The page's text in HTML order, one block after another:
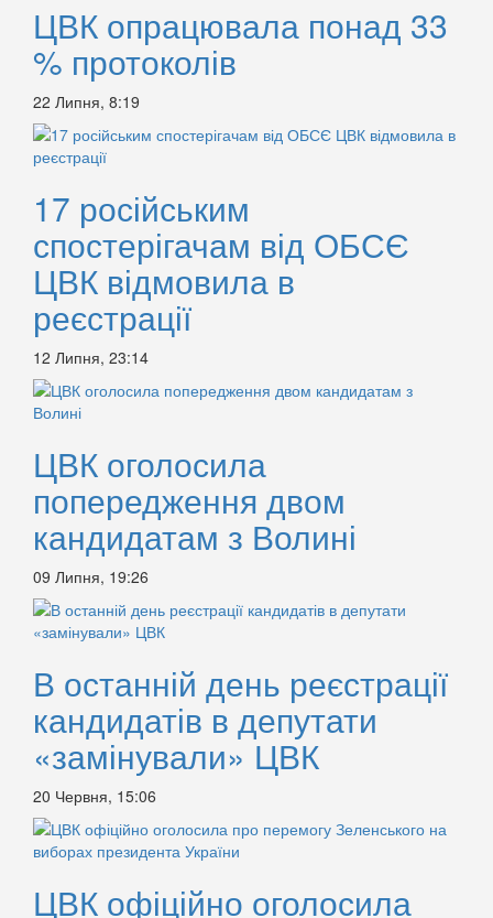
ЦВК опрацювала понад 33
% протоколів
22 Липня, 8:19
17 російським
спостерігачам від ОБСЄ
ЦВК відмовила в
реєстрації
12 Липня, 23:14
ЦВК оголосила
попередження двом
кандидатам з Волині
09 Липня, 19:26
В останній день реєстрації
кандидатів в депутати
«замінували» ЦВК
20 Червня, 15:06
ЦВК офіційно оголосила